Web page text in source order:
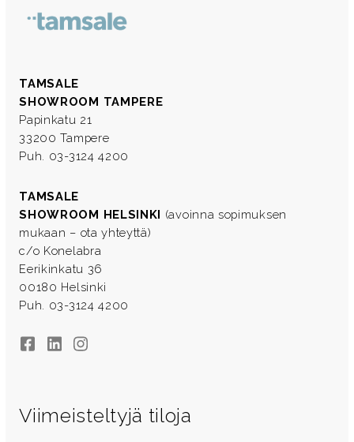
TAMSALE
SHOWROOM TAMPERE
Papinkatu 21
33200 Tampere
Puh. 03-3124 4200
TAMSALE
SHOWROOM HELSINKI (avoinna sopimuksen
mukaan – ota yhteyttä)
c/o Konelabra
Eerikinkatu 36
00180 Helsinki
Puh. 03-3124 4200
FacebookLinkedInInstagram
Viimeisteltyjä tiloja